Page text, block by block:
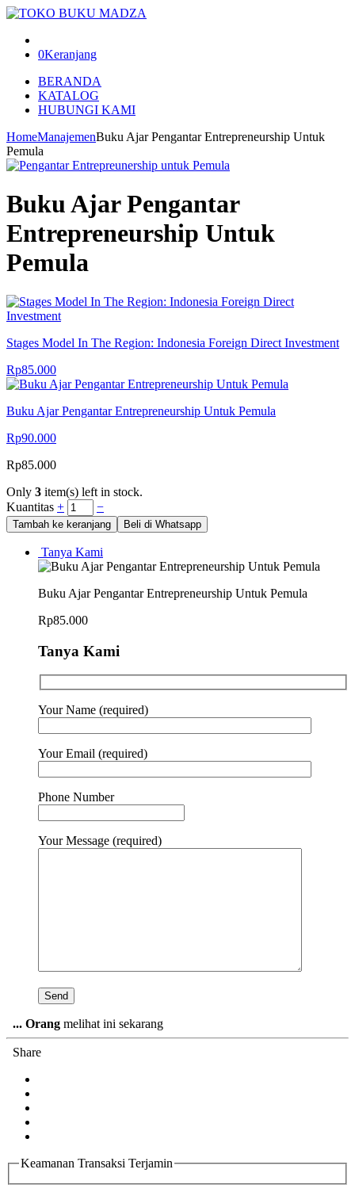
0Keranjang
BERANDA
KATALOG
HUBUNGI KAMI
HomeManajemenBuku Ajar Pengantar Entrepreneurship Untuk
Pemula
Buku Ajar Pengantar
Entrepreneurship Untuk
Pemula
Stages Model In The Region: Indonesia Foreign Direct Investment
Rp85.000
Buku Ajar Pengantar Entrepreneurship Untuk Pemula
Rp90.000
Rp85.000
Only 3 item(s) left in stock.
Kuantitas + −
Tambah ke keranjang Beli di Whatsapp
Tanya Kami
Buku Ajar Pengantar Entrepreneurship Untuk Pemula
Rp85.000
Tanya Kami
Your Name (required)
Your Email (required)
Phone Number
Your Message (required)
... Orang melihat ini sekarang
Share
Keamanan Transaksi Terjamin